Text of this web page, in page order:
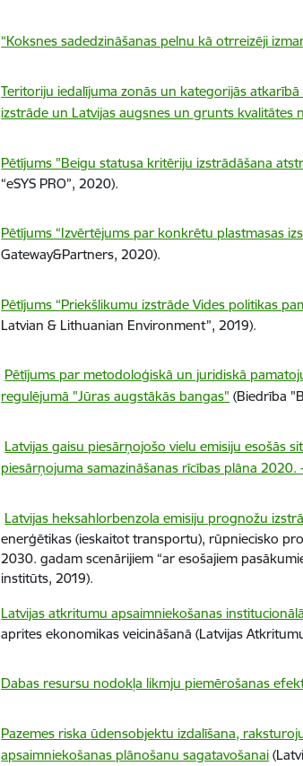
“Koksnes sadedzināšanas pelnu kā otrreizēji
Teritoriju iedalījuma zonās un kategorijās
izstrāde un Latvijas augsnes un grunts kvalitātes
Pētījums "Beigu statusa kritēriju izstrādāšana
“eSYS PRO”, 2020).
Pētījums “Izvērtējums par konkrētu plastmasas
Gateway&Partners, 2020).
Pētījums “Priekšlikumu izstrāde Vides politikas
Latvian & Lithuanian Environment”, 2019).
Pētījums par metodoloģiskā un juridiskā
regulējumā "Jūras augstākās bangas" (Biedrība
Latvijas gaisu piesārņojošo vielu emisiju esošās
piesārņojuma samazināšanas rīcības plāna
Latvijas heksahlorbenzola emisiju prognožu
enerģētikas (ieskaitot transportu), rūpniecisko
2030. gadam scenārijiem “ar esošajiem
institūts, 2019).
Latvijas atkritumu apsaimniekošanas
aprites ekonomikas veicināšanā (Latvijas
Dabas resursu nodokļa likmju piemērošanas
Pazemes riska ūdensobjektu izdalīšana,
apsaimniekošanas plānošanu sagatavošanai